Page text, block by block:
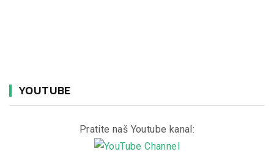
YOUTUBE
Pratite naš Youtube kanal: